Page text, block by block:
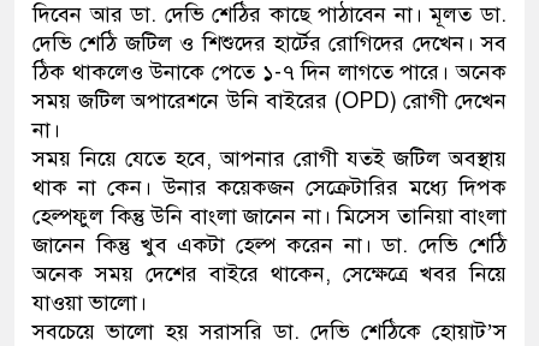
ডাকাতির প্রস্তুতিকালে দুইজনকে
থানা পুলিশ
দিবেন আর ডা. দেভি শেঠির কাছে পাঠাবেন না। মূলত ডা.
দেভি শেঠি জটিল ও শিশুদের হার্টের রোগিদের দেখেন। সব
ঠিক থাকলেও উনাকে পেতে ১-৭ দিন লাগতে পারে। অনেক
সময় জটিল অপারেশনে উনি বাইরের (OPD) রোগী দেখেন
না।
সময় নিয়ে যেতে হবে, আপনার রোগী যতই জটিল অবস্থায়
থাক না কেন। উনার কয়েকজন সেক্রেটারির মধ্যে দিপক
হেল্পফুল কিন্তু উনি বাংলা জানেন না। মিসেস তানিয়া বাংলা
জানেন কিন্তু খুব একটা হেল্প করেন না। ডা. দেভি শেঠি
অনেক সময় দেশের বাইরে থাকেন, সেক্ষেত্রে খবর নিয়ে
যাওয়া ভালো।
সবচেয়ে ভালো হয় সরাসরি ডা. দেভি শেঠিকে হোয়াট’স